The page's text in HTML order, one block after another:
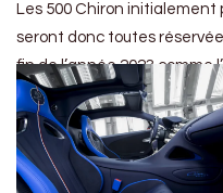
Les 500 Chiron
seront donc toutes
fin de l’année 2023 comme